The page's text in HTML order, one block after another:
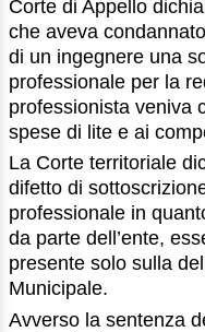
Corte di Appello
che aveva
di un ingegnere una
professionale per la
professionista veniva
spese di lite e ai
La Corte territoriale
difetto di
professionale in
da parte dell’ente,
presente solo sulla
Municipale.
Avverso la sentenza